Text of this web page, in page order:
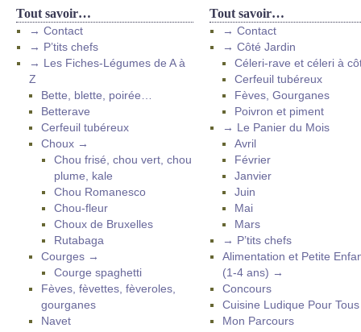
Tout savoir…
→ Contact
→ P’tits chefs
→ Les Fiches-Légumes de A à
Z
Bette, blette, poirée…
Betterave
Cerfeuil tubéreux
Choux →
Chou frisé, chou vert, chou
plume, kale
Chou Romanesco
Chou-fleur
Choux de Bruxelles
Rutabaga
Courges →
Courge spaghetti
Fèves, fèvettes, fèveroles,
gourganes
Navet
Tout savoir…
→ Contact
→ Côté Jardin
Céleri-rave et céleri à
Cerfeuil tubéreux
Fèves, Gourganes
Poivron et piment
→ Le Panier du Mois
Avril
Février
Janvier
Juin
Mai
Mars
→ P’tits chefs
Alimentation et Petite
(1-4 ans) →
Concours
Cuisine Ludique Pour
Mon Parcours